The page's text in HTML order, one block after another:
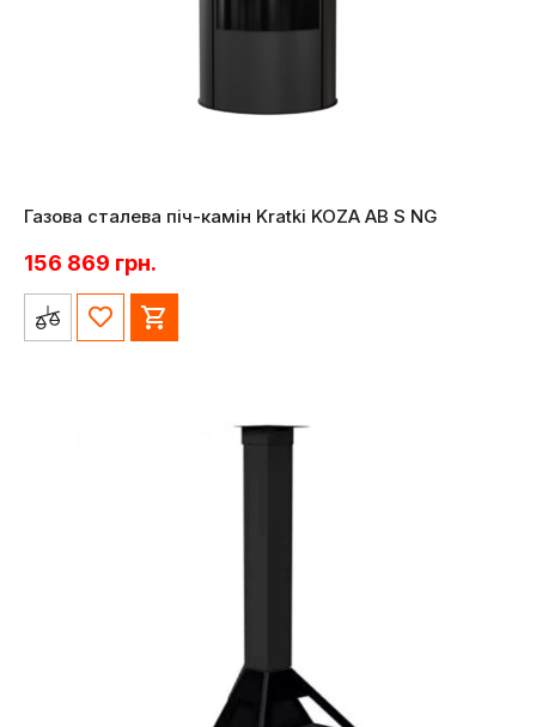
Газова сталева піч-камін Kratki KOZA AB S NG
156 869 грн.